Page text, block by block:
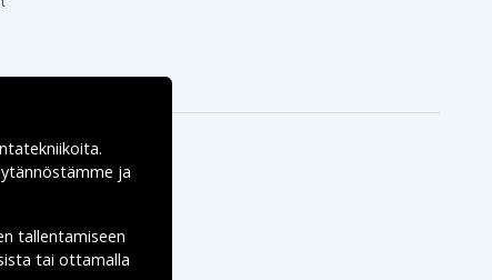
ja
tallentamiseen
tai ottamalla